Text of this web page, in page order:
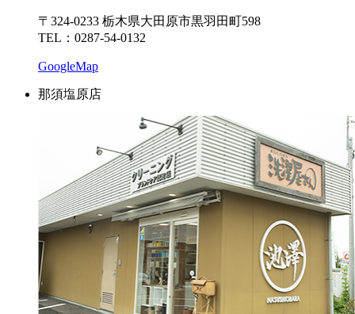
〒324-0233 栃木県大田原市黒羽田町598
TEL：0287-54-0132
GoogleMap
那須塩原店